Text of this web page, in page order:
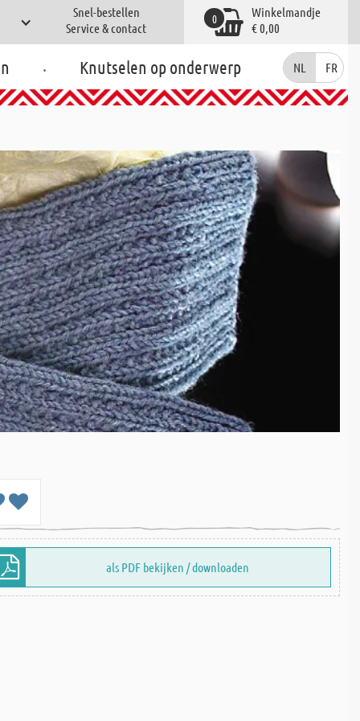
Snel-bestellen
Service & contact
Winkelmandje
€ 0,00
0
. Knutselen op onderwerp NL FR
als PDF bekijken / downloaden